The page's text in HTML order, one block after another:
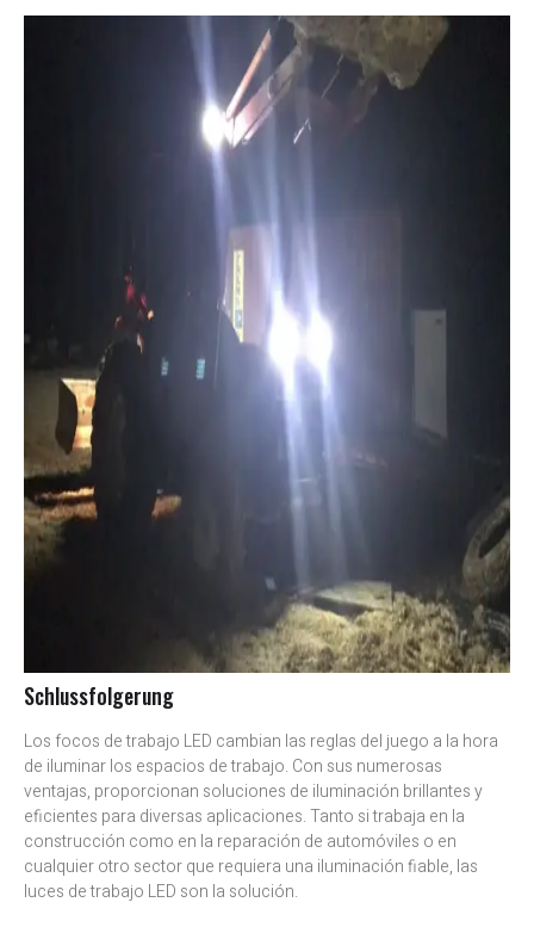
Schlussfolgerung
Los focos de trabajo LED cambian las reglas del juego a la hora
de iluminar los espacios de trabajo. Con sus numerosas
ventajas, proporcionan soluciones de iluminación brillantes y
eficientes para diversas aplicaciones. Tanto si trabaja en la
construcción como en la reparación de automóviles o en
cualquier otro sector que requiera una iluminación fiable, las
luces de trabajo LED son la solución.